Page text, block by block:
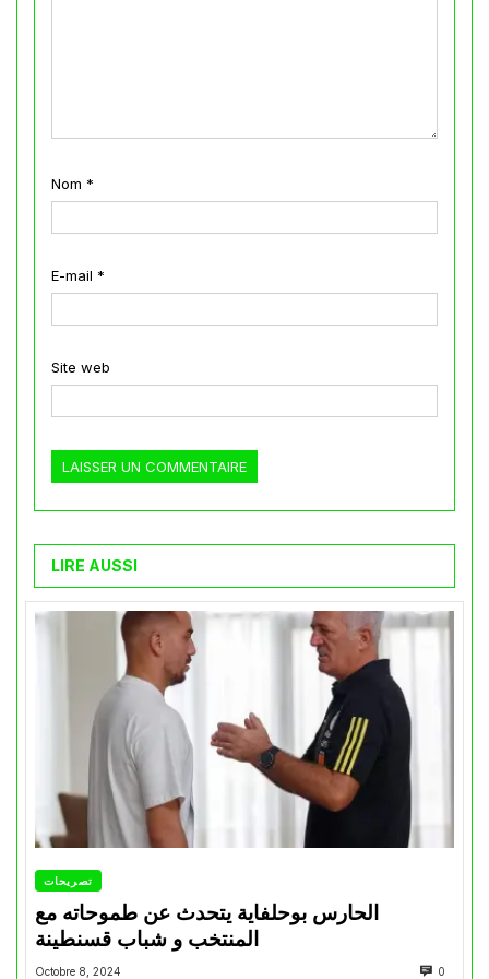
Nom *
E-mail *
Site web
LIRE AUSSI
تصريحات
الحارس بوحلفاية يتحدث عن طموحاته مع
المنتخب و شباب قسنطينة
Octobre 8, 2024 0